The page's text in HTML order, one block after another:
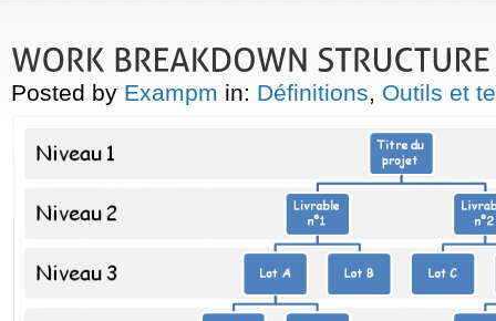
Posted by Exampm in: Définitions, Outils et